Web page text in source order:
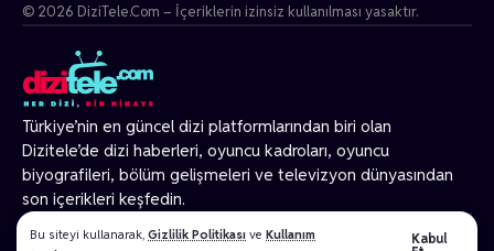
Bu siteyi kullanarak, Gizlilik Politikası ve Kullanım
Kabul
Türkiye’nin en güncel dizi platformlarından biri olan
Dizitele’de dizi haberleri, oyuncu kadroları, oyuncu
biyografileri, bölüm gelişmeleri ve televizyon dünyasından
son içerikleri keşfedin.
© 2026 Tüm Hakları Gizlidir.
© 2026 DiziTele.Com – İçeriklerin izinsiz kullanılması yasaktır.